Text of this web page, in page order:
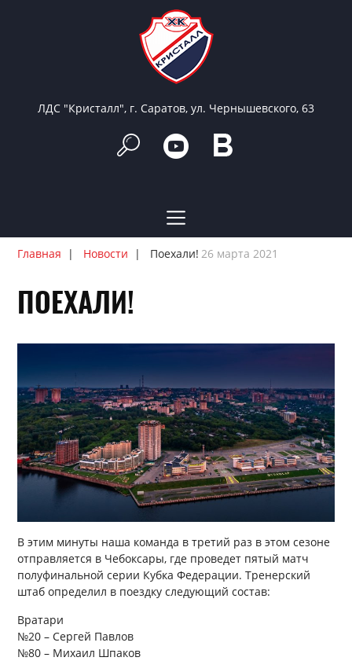
ЛДС "Кристалл", г. Саратов, ул. Чернышевского, 63
Главная Новости Поехали! 26 марта 2021
ПОЕХАЛИ!
В этим минуты наша команда в третий раз в этом сезоне
отправляется в Чебоксары, где проведет пятый матч
полуфинальной серии Кубка Федерации. Тренерский
штаб определил в поездку следующий состав:
Вратари
№20 – Сергей Павлов
№80 – Михаил Шпаков